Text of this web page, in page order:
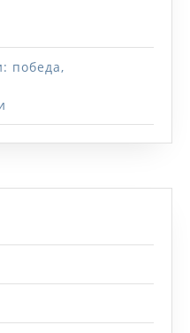
победа,